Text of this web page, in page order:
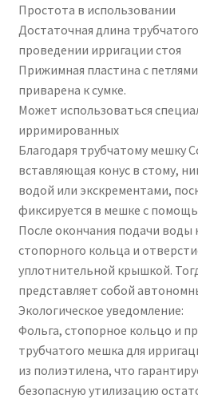
Простота в использовании
Достаточная длина
проведении ирригации стоя
Прижимная пластина с
приварена к сумке.
Может использоваться
ирримированных
Благодаря трубчатому мешку
вставляющая конус в стому,
водой или экскрементами,
фиксируется в мешке с
После окончания подачи воды
стопорного кольца и
уплотнительной крышкой.
представляет собой
Экологическое уведомление:
Фольга, стопорное кольцо и
трубчатого мешка для
из полиэтилена, что
безопасную утилизацию